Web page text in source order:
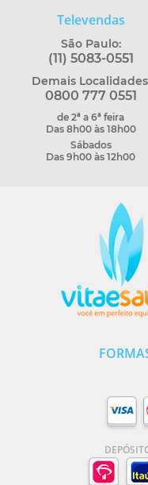
Televendas
São Paulo:
(11) 5083-0551
Demais
0800 777 0551
de 2ª a 6ª feira
Das 8h00 às 18h00
Sábados
Das 9h00 às 12h00